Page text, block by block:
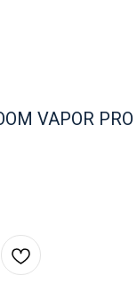
VAPOR PRO